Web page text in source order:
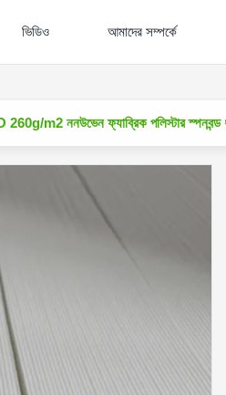
ভিডিও আমাদের সম্পর্কে
m2 ননউভেন ফ্যাব্রিক পলিস্টার স্পনবন্ড